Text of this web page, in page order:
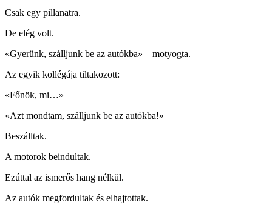
Csak egy pillanatra.
De elég volt.
«Gyerünk, szálljunk be az autókba» – motyogta.
Az egyik kollégája tiltakozott:
«Főnök, mi…»
«Azt mondtam, szálljunk be az autókba!»
Beszálltak.
A motorok beindultak.
Ezúttal az ismerős hang nélkül.
Az autók megfordultak és elhajtottak.